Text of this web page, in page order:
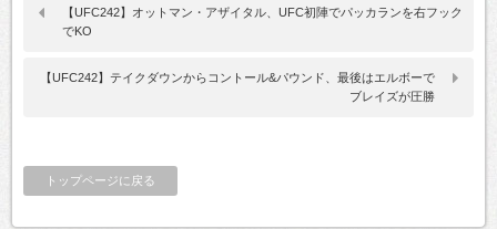
【UFC242】オットマン・アザイタル、UFC初陣でパッカランを右フック
でKO
【UFC242】テイクダウンからコントール&パウンド、最後はエルボーで
ブレイズが圧勝
トップページに戻る